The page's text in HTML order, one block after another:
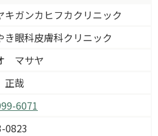
キガンカヒフカクリニック
き眼科皮膚科クリニック
マサヤ
哉
6071
0823